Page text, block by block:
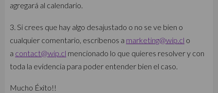
agregará al calendario.
3. Si crees que hay algo desajustado o no se ve bien o
cualquier comentario, escribenos a marketing@wip.cl o
a contact@wip.cl mencionado lo que quieres resolver y con
toda la evidencia para poder entender bien el caso.
Mucho Éxito!!